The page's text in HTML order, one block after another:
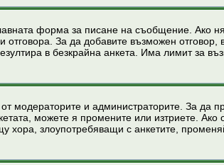
форма за писане на съобщение. Ако
За да добавите възможен отговор,
в безкрайна анкета. Има лимит за
модераторите и администраторите. За да
можете я промените или изтриете.
злоупотребяващи с анкетите,